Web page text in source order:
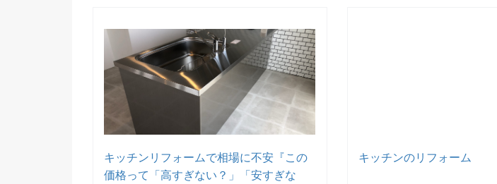
キッチンリフォームで相場に不安『この
価格って「高すぎない？」「安すぎな
キッチンのリフォーム